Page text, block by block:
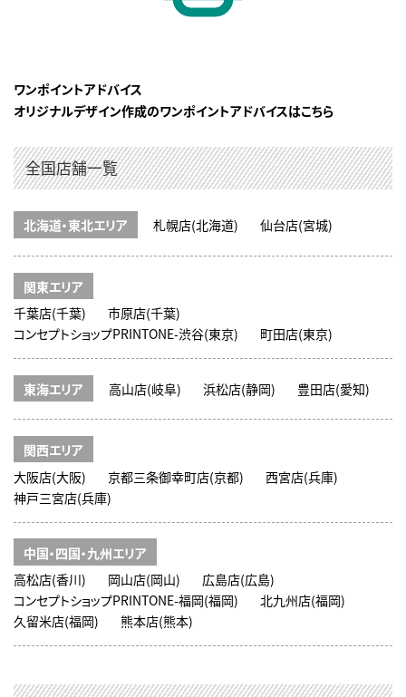
ワンポイントアドバイス
オリジナルデザイン作成のワンポイントアドバイスはこちら
全国店舗一覧
北海道・東北エリア 札幌店(北海道) 仙台店(宮城)
関東エリア
千葉店(千葉)
市原店(千葉)
コンセプトショップPRINTONE-渋谷(東京)
町田店(東京)
東海エリア 高山店(岐阜) 浜松店(静岡) 豊田店(愛知)
関西エリア
大阪店(大阪)
京都三条御幸町店(京都)
西宮店(兵庫)
神戸三宮店(兵庫)
中国・四国・九州エリア
高松店(香川)
岡山店(岡山)
広島店(広島)
コンセプトショップPRINTONE-福岡(福岡)
北九州店(福岡)
久留米店(福岡)
熊本店(熊本)